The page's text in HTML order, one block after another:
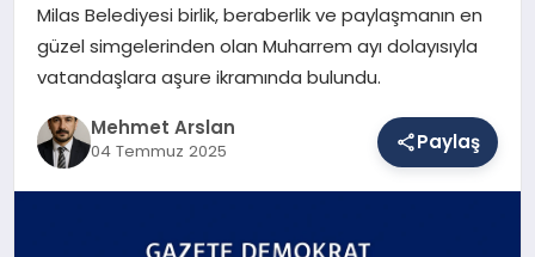
SPOR
MAGAZIN
Milas Belediyesi birlik, beraberlik ve paylaşmanın en
güzel simgelerinden olan Muharrem ayı dolayısıyla
vatandaşlara aşure ikramında bulundu.
Mehmet Arslan
04 Temmuz 2025 Paylaş